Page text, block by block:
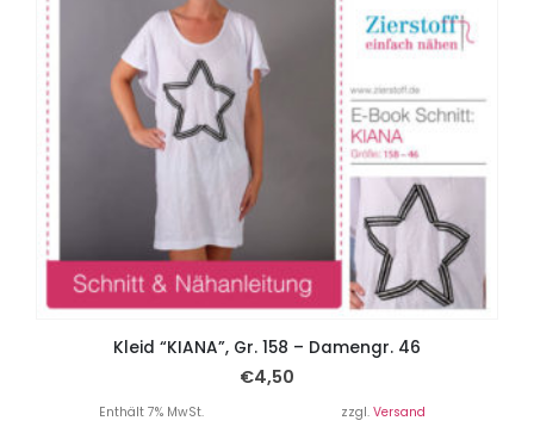
Kleid “KIANA”, Gr. 158 – Damengr. 46
€4,50
Enthält 7% MwSt. zzgl. Versand